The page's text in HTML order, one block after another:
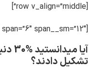
[row v_align=”middle”]
[col span=”6″ span__sm=”12″]
آیا
تشکیل دادند؟